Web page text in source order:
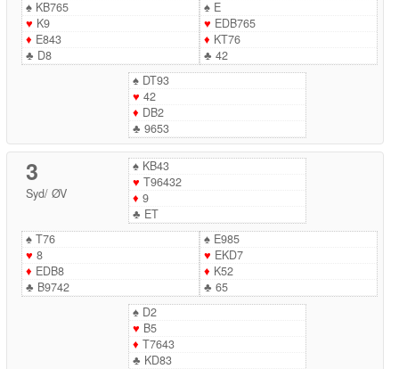
♠KB765
♥ K9
♦ E843
♣ D8
♠E
♥ EDB765
♦ KT76
♣ 42
♠DT93
♥ 42
♦ DB2
♣ 9653
3
Syd/ ØV
♠KB43
♥ T96432
♦ 9
♣ ET
♠T76
♥ 8
♦ EDB8
♣ B9742
♠E985
♥ EKD7
♦ K52
♣ 65
♠D2
♥ B5
♦ T7643
♣ KD83